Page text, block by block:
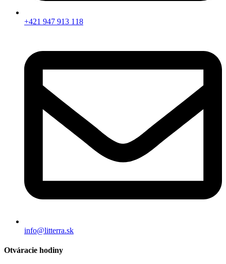
+421 947 913 118
info@litterra.sk
Otváracie hodiny